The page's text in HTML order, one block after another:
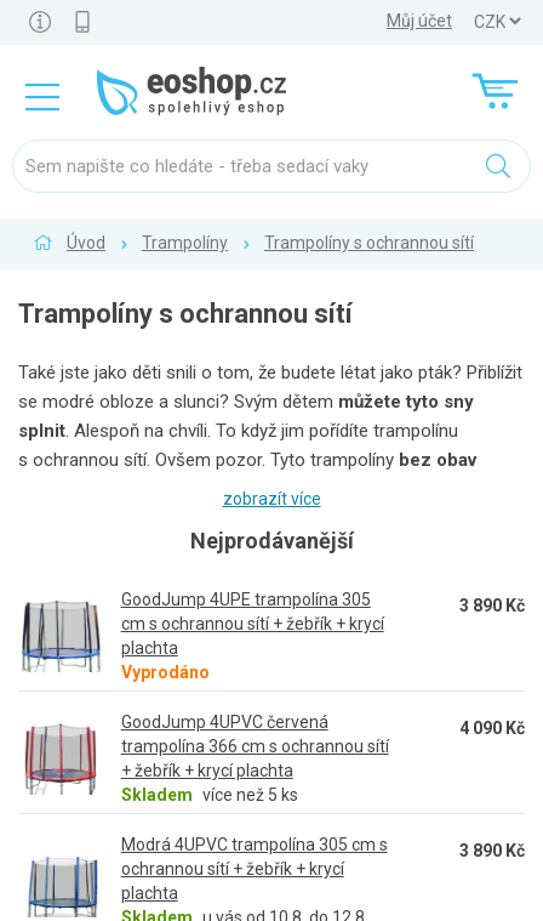
Můj účet
Úvod Trampolíny Trampolíny s ochrannou sítí
Trampolíny s ochrannou sítí
Také jste jako děti snili o tom, že budete létat jako pták? Přiblížit
se modré obloze a slunci? Svým dětem můžete tyto sny
splnit. Alespoň na chvíli. To když jim pořídíte trampolínu
s ochrannou sítí. Ovšem pozor. Tyto trampolíny bez obav
. Vyřádí se tedy úplně všichni, a to při
vynikají naše trampolíny dlouhou životností. Radost z nich si
zobrazít více
Nejprodávanější
GoodJump 4UPE trampolína 305
cm s ochrannou sítí + žebřík + krycí
plachta
Vyprodáno
3 890 Kč
GoodJump 4UPVC červená
trampolína 366 cm s ochrannou sítí
+ žebřík + krycí plachta
Skladem více než 5 ks
4 090 Kč
Modrá 4UPVC trampolína 305 cm s
ochrannou sítí + žebřík + krycí
plachta
3 890 Kč